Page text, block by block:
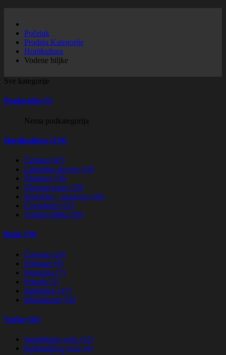
Početak
Prodaja Kategorije
Hortikultura
Vodene biljke
Sve kategorije
Paulovnija (5)
Nema podkategorija
Hortikultura (274)
Četinari (47)
Listpadno drveće (54)
Žbunovi (76)
Ukrasne trave (29)
Penjačice - puzavice (26)
Čuvarkuće (12)
Vodene biljke (30)
Ruže (79)
Čajevke (24)
Polijante (9)
Penjačice (7)
Polegle (2)
Stablašice (27)
Minijaturne (10)
Voćke (31)
Jagodičasto voće (12)
Koštuničavo voće (4)